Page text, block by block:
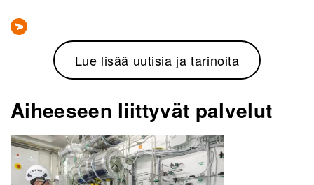
Lue lisää uutisia ja tarinoita
Aiheeseen liittyvät palvelut